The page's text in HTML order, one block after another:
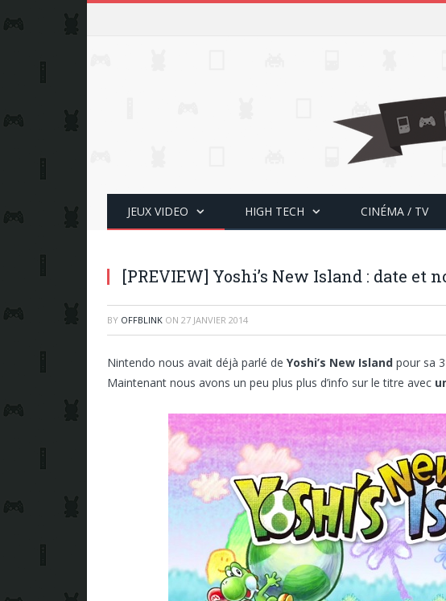
JEUX VIDEO HIGH TECH CINÉMA / TV
[PREVIEW] Yoshi’s New Island : date et
BY OFFBLINK ON 27 JANVIER 2014
Nintendo nous avait déjà parlé de Yoshi’s New Island pour sa
Maintenant nous avons un peu plus plus d’info sur le titre avec